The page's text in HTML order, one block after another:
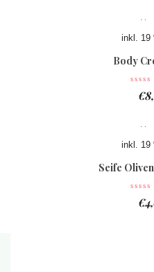
inkl. 19
Body
€
inkl. 19
Seife
€